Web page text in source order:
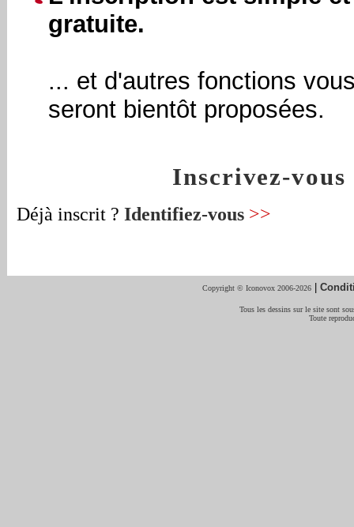
gratuite.
... et d'autres fonctions
seront bientôt proposées.
Inscrivez-vous
Déjà inscrit ? Identifiez-vous >>
Copyright © Iconovox 2006-2026 |
Tous les dessins sur le site sont
Toute